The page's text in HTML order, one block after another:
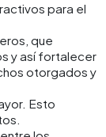
para el
que
y así fortalecer
otorgados y
Esto